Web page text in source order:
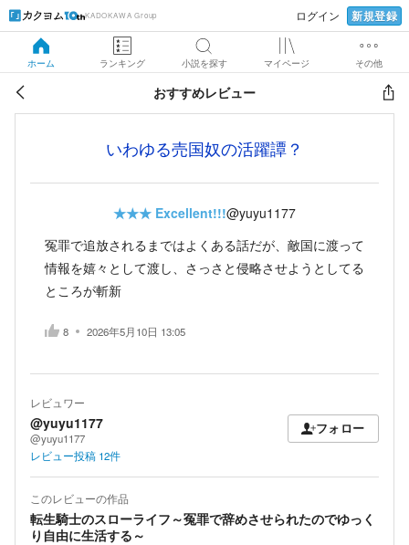
KADOKAWA Group ログイン 新規登録
ホーム ランキング 小説を探す マイページ その他
おすすめレビュー
いわゆる売国奴の活躍譚？
★★★ Excellent!!!@yuyu1177
冤罪で追放されるまではよくある話だが、敵国に渡って
情報を嬉々として渡し、さっさと侵略させようとしてる
ところが斬新
8 2026年5月10日 13:05
レビュワー
@yuyu1177
@yuyu1177
フォロー
レビュー投稿 12件
このレビューの作品
転生騎士のスローライフ～冤罪で辞めさせられたのでゆっく
り自由に生活する～